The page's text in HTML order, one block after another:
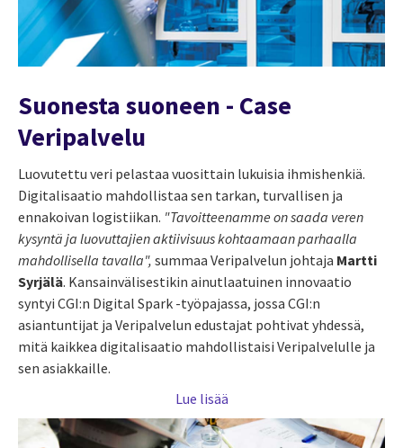
Suonesta suoneen - Case
Veripalvelu
Luovutettu veri pelastaa vuosittain ­lukuisia ihmishenkiä.
Digitalisaatio mahdollistaa sen tarkan, turvallisen ja
ennakoivan logistiikan. "Tavoitteenamme on saada veren
kysyntä ja luovuttajien aktiivisuus kohtaamaan parhaalla
mahdollisella tavalla", summaa Veripalvelun johtaja Martti
Syrjälä. Kansainvälisestikin ainutlaatuinen innovaatio
syntyi CGI:n Digital Spark -työpajassa, ­jossa CGI:n
asiantuntijat ja Veripalvelun edustajat pohtivat yhdessä,
mitä kaikkea digitalisaatio mahdollistaisi Veripalvelulle ja
sen asiakkaille.
Lue lisää